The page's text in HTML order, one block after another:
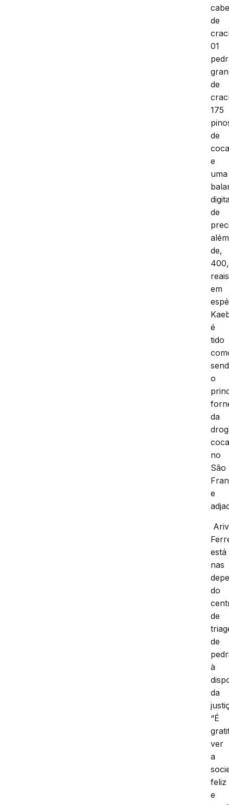
de
01
de
175
de
e
uma
de
além
de,
reais
em
é
tido
o
da
no
São
e
está
nas
do
de
de
à
da
“É
ver
a
feliz
e